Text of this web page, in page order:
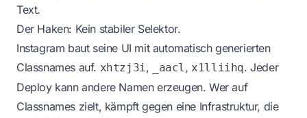
Text.
Der Haken: Kein stabiler Selektor.
Instagram baut seine UI mit automatisch generierten
Classnames auf. xhtzj3i, _aacl, x1lliihq. Jeder
Deploy kann andere Namen erzeugen. Wer auf
Classnames zielt, kämpft gegen eine Infrastruktur, die